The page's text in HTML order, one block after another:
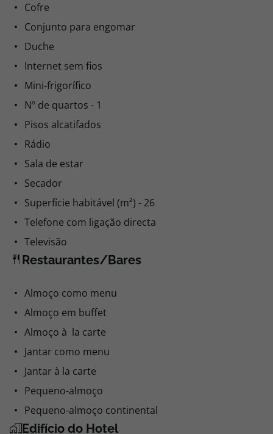
Cofre
Conjunto para engomar
Duche
Internet sem fios
Mini-frigorífico
Nº de quartos - 1
Pisos alcatifados
Rádio
Sala de estar
Secador
Superfície habitável (m²) - 26
Telefone com ligação directa
Televisão
Restaurantes/Bares
Almoço como menu
Almoço em buffet
Almoço à la carte
Jantar como menu
Jantar à la carte
Pequeno-almoço
Pequeno-almoço continental
Edifício do Hotel